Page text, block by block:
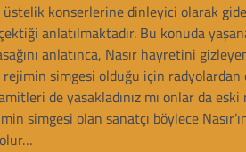
konserlerine dinleyici olarak
anlatılmaktadır. Bu konuda
anlatınca, Nasır hayretini
rejimin simgesi olduğu için
de yasakladınız mı onlar da
simgesi olan sanatçı böylece